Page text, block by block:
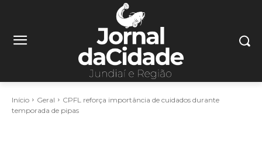
Início Geral
CPFL reforça importância de cuidados durante
temporada de pipas